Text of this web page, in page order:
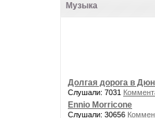
Музыка
Долгая дорога в
Слушали: 7031
Ennio Morricone
Слушали: 30656